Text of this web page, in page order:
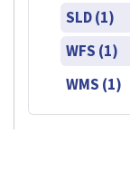
SLD (1)
WFS (1)
WMS (1)